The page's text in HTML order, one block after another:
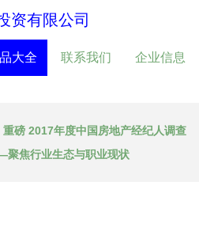
资有限公司
大全 联系我们 企业信息
重磅 2017年度中国房地产经纪人调查
焦行业生态与职业现状